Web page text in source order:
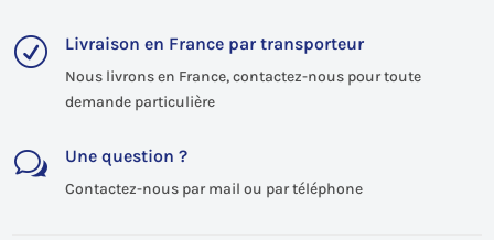
R Livraison en France par transporteur
Nous livrons en France, contactez-nous pour toute
demande particulière
w Une question ?
Contactez-nous par mail ou par téléphone